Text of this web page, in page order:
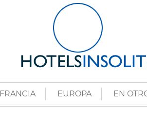
FRANCIA EUROPA EN